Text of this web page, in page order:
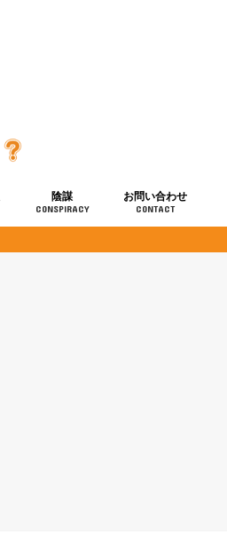
陰謀
CONSPIRACY
お問い合わせ
CONTACT